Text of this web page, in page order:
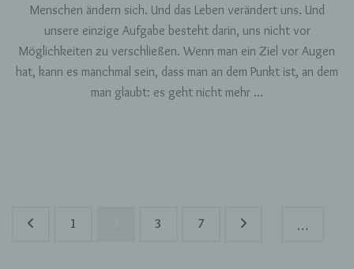
Menschen ändern sich. Und das Leben verändert uns. Und
unsere einzige Aufgabe besteht darin, uns nicht vor
Möglichkeiten zu verschließen. Wenn man ein Ziel vor Augen
hat, kann es manchmal sein, dass man an dem Punkt ist, an dem
man glaubt: es geht nicht mehr …
Seitennummerierung
der
Seite
1 Seite
3 …
Seite
7
Grundverordnung, sonstiger in den Mitgliedstaaten
der Europäischen Union geltenden
Datenschutzgesetze und anderer Bestimmungen
mit datenschutzrechtlichem Charakter ist die:
015785747543